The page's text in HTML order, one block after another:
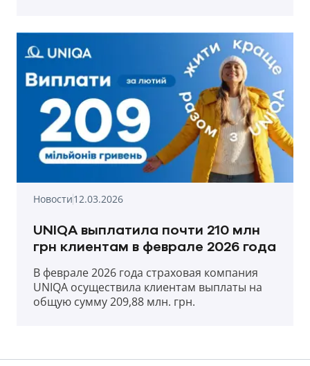
Новости12.03.2026
UNIQA выплатила почти 210 млн
грн клиентам в феврале 2026 года
В феврале 2026 года страховая компания
UNIQA осуществила клиентам выплаты на
общую сумму 209,88 млн. грн.